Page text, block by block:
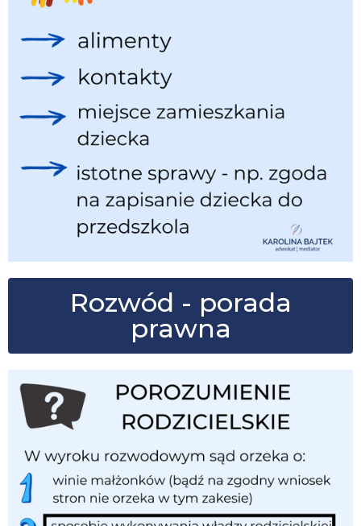
Rozwód - porada
prawna